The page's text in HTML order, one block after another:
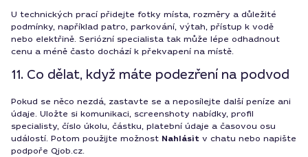
U technických prací přidejte fotky místa, rozměry a důležité
podmínky, například patro, parkování, výtah, přístup k vodě
nebo elektřině. Seriózní specialista tak může lépe odhadnout
cenu a méně často dochází k překvapení na místě.
11. Co dělat, když máte podezření na podvod
Pokud se něco nezdá, zastavte se a neposílejte další peníze ani
údaje. Uložte si komunikaci, screenshoty nabídky, profil
specialisty, číslo úkolu, částku, platební údaje a časovou osu
událostí. Potom použijte možnost Nahlásit v chatu nebo napište
podpoře Qjob.cz.